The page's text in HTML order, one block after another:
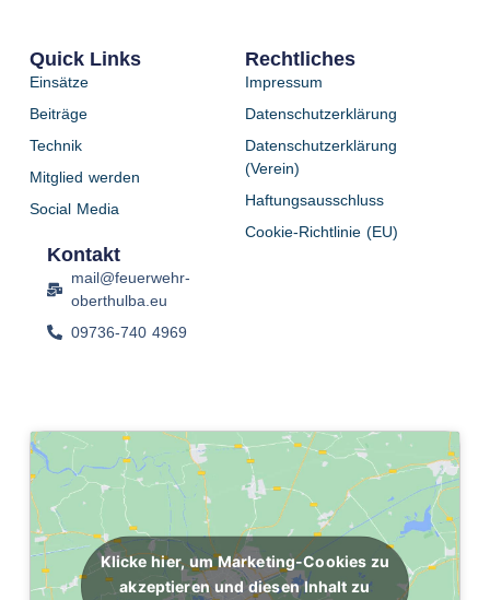
Quick Links
Einsätze
Beiträge
Technik
Mitglied werden
Social Media
Rechtliches
Impressum
Datenschutzerklärung
Datenschutzerklärung
(Verein)
Haftungsausschluss
Cookie-Richtlinie (EU)
Kontakt
mail@feuerwehr-
oberthulba.eu
09736-740 4969
Klicke hier, um Marketing-Cookies zu
akzeptieren und diesen Inhalt zu